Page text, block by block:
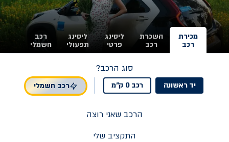
מכירת
רכב
השכרת
רכב
ליסינג
פרטי
ליסינג
תפעולי
רכב
חשמלי
סוג הרכב?
יד ראשונה רכב 0 ק"מ רכב חשמלי
הרכב שאני רוצה
התקציב שלי